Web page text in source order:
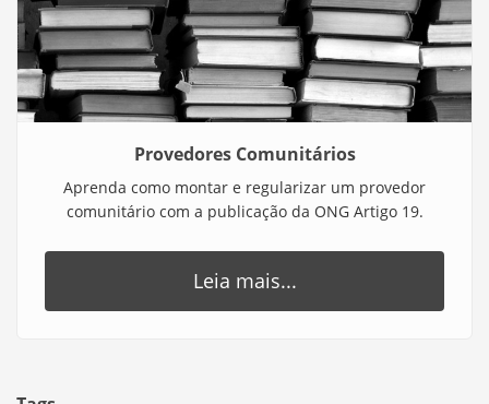
Provedores Comunitários
Aprenda como montar e regularizar um provedor
comunitário com a publicação da ONG Artigo 19.
Leia mais...